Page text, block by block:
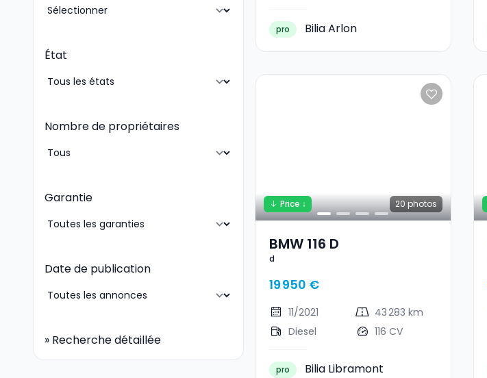
État
Nombre de propriétaires
Garantie
Date de publication
» Recherche détaillée
pro Bilia Arlon
20 photos
Price ↓
BMW 116 D
d
19 950 €
11/2021
43 283 km
Diesel
116 CV
pro Bilia Libramont